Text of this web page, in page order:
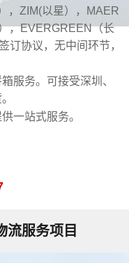
，ZIM(以星），MAER
，EVERGREEN（长
订协议，无中间环节，
服务。可接受深圳、
一站式服务。
流服务项目